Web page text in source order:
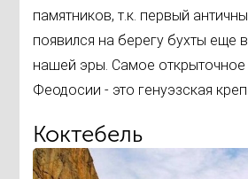
памятников, т.к. первый
появился на берегу бухты еще
нашей эры. Самое открыточное
Феодосии - это генуэзская
Коктебель